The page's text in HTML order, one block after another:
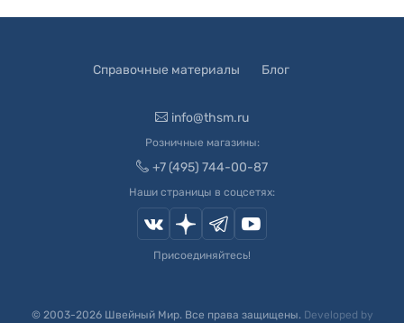
Справочные материалы Блог
info@thsm.ru
Розничные магазины:
+7 (495) 744-00-87
Наши страницы в соцсетях:
Присоединяйтесь!
© 2003-2026Швейный Мир. Все права защищены. Developed by